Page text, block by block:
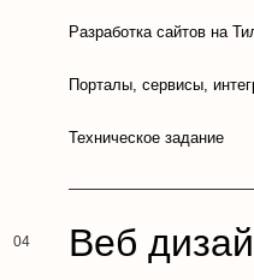
Разработка сайтов на
Порталы, сервисы,
Техническое задание
Веб